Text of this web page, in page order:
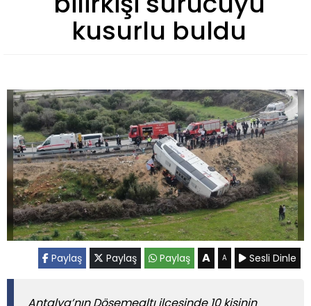
kusurlu buldu
Paylaş Paylaş Paylaş A A Sesli Dinle